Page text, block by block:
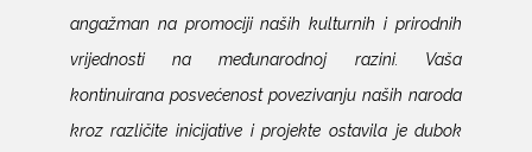
angažman na promociji naših kulturnih i prirodnih
vrijednosti na međunarodnoj razini. Vaša
kontinuirana posvećenost povezivanju naših naroda
kroz različite inicijative i projekte ostavila je dubok